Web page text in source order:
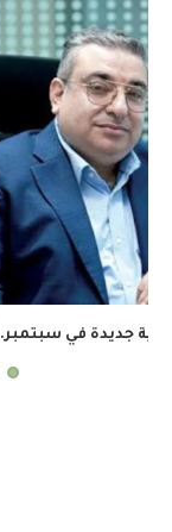
هيئة تنظيم